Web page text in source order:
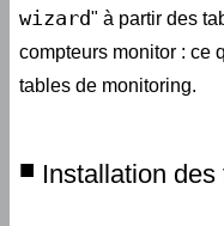
wizard" à partir des
compteurs monitor : ce
tables de monitoring.
Installation